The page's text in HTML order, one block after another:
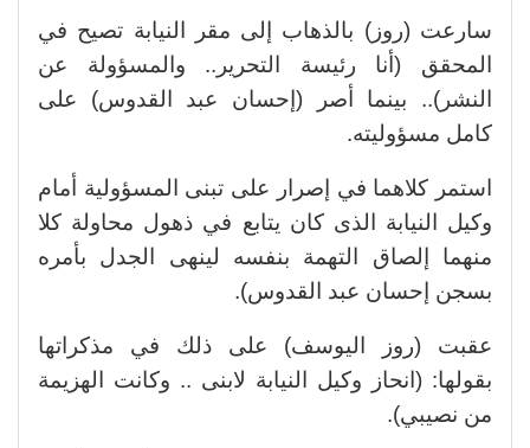
سارعت (روز) بالذهاب إلى مقر النيابة تصيح في
المحقق (أنا رئيسة التحرير.. والمسؤولة عن
النشر).. بينما أصر (إحسان عبد القدوس) على
كامل مسؤوليته.
استمر كلاهما في إصرار على تبنى المسؤولية أمام
وكيل النيابة الذى كان يتابع في ذهول محاولة كلا
منهما إلصاق التهمة بنفسه لينهى الجدل بأمره
بسجن إحسان عبد القدوس).
عقبت (روز اليوسف) على ذلك في مذكراتها
بقولها: (انحاز وكيل النيابة لابنى .. وكانت الهزيمة
من نصيبي).